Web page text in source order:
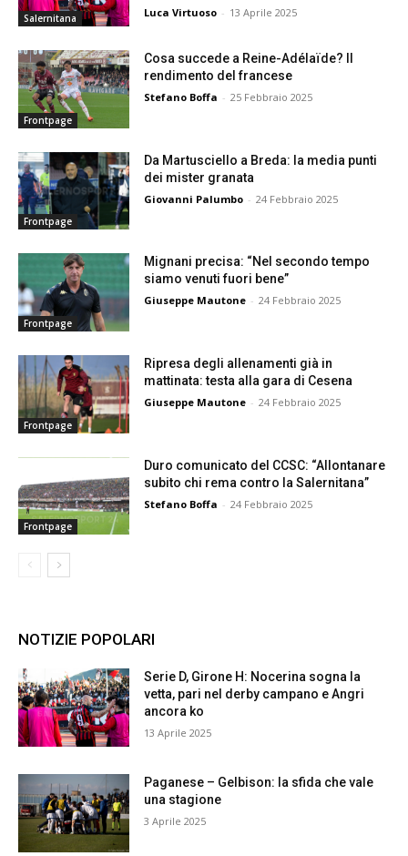
Salernitana Luca Virtuoso - 13 Aprile 2025
Frontpage
Cosa succede a Reine-Adélaïde? Il
rendimento del francese
Stefano Boffa - 25 Febbraio 2025
Frontpage
Da Martusciello a Breda: la media punti
dei mister granata
Giovanni Palumbo - 24 Febbraio 2025
Frontpage
Mignani precisa: “Nel secondo tempo
siamo venuti fuori bene”
Giuseppe Mautone - 24 Febbraio 2025
Frontpage
Ripresa degli allenamenti già in
mattinata: testa alla gara di Cesena
Giuseppe Mautone - 24 Febbraio 2025
Frontpage
Duro comunicato del CCSC: “Allontanare
subito chi rema contro la Salernitana”
Stefano Boffa - 24 Febbraio 2025
NOTIZIE POPOLARI
Serie D, Girone H: Nocerina sogna la
vetta, pari nel derby campano e Angri
ancora ko
13 Aprile 2025
Paganese – Gelbison: la sfida che vale
una stagione
3 Aprile 2025